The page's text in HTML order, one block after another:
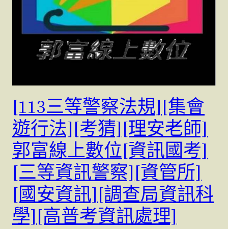
[113三等警察法規][集會
遊行法][考猜][理安老師]
郭富線上數位[資訊國考]
[三等資訊警察][資管所]
[國安資訊][調查局資訊科
學][高普考資訊處理]